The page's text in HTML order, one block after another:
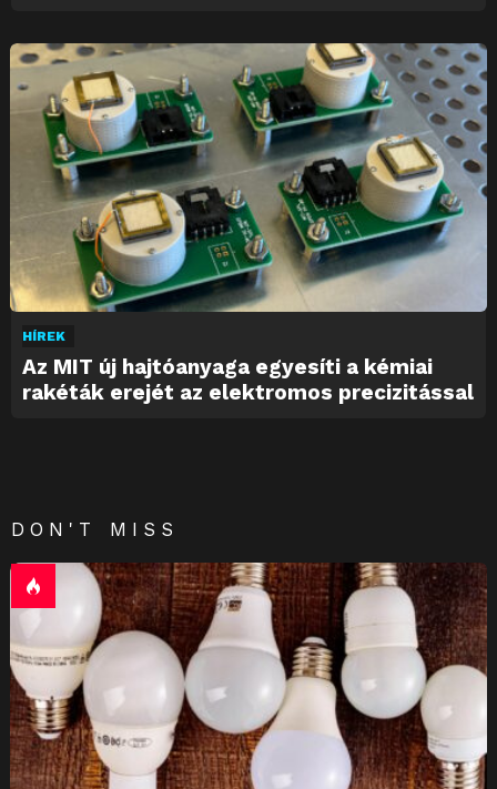
HÍREK
Az MIT új hajtóanyaga egyesíti a kémiai
rakéták erejét az elektromos precizitással
DON'T MISS